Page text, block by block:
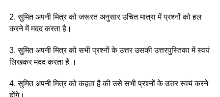
2. सुमित अपनी मित्र को जरूरत अनुसार उचित मात्रा में प्रश्नों को हल
करने में मदद करता है।
3. सुमित अपनी मित्र को सभी प्रश्नों के उत्तर उसकी उत्तरपुस्तिका में स्वयं
लिखकर मदद करता है ।
4. सुमित अपनी मित्र को कहता है की उसे सभी प्रश्नों के उत्तर स्वयं करने
होंगे।